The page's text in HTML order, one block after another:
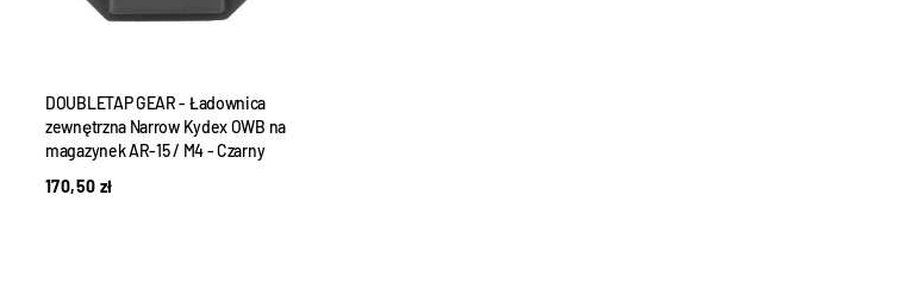
DOUBLETAP GEAR - Ładownica
zewnętrzna Narrow Kydex OWB na
magazynek AR-15 / M4 - Czarny
170,50 zł